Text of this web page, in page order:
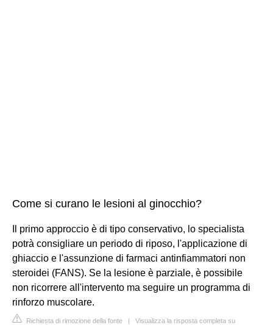
Come si curano le lesioni al ginocchio?
Il primo approccio è di tipo conservativo, lo specialista
potrà consigliare un periodo di riposo, l'applicazione di
ghiaccio e l'assunzione di farmaci antinfiammatori non
steroidei (FANS). Se la lesione è parziale, è possibile
non ricorrere all'intervento ma seguire un programma di
rinforzo muscolare.
Richiesta di rimozione della fonte | Visualizza la risposta completa su